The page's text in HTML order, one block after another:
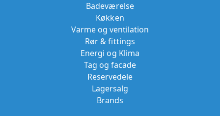
Badeværelse
Køkken
Varme og ventilation
Rør & fittings
Energi og Klima
Tag og facade
Reservedele
Lagersalg
Brands